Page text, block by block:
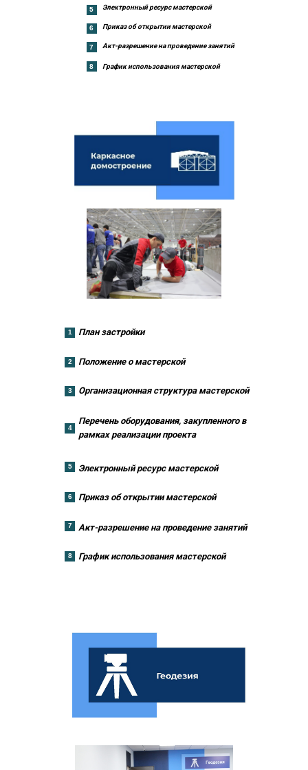
Электронный ресурс мастерской
Приказ об открытии мастерской
Акт-разрешение на проведение занятий
График использования мастерской
5
6
7
8
План застройки
Положение о мастерской
Организационная структура мастерской
Перечень оборудования, закупленного в
рамках реализации проекта
Электронный ресурс мастерской
Приказ об открытии мастерской
Акт-разрешение на проведение занятий
График использования мастерской
1
2
3
4
5
6
7
8